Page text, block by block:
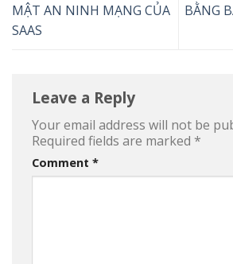
MẬT AN NINH MẠNG CỦA
SAAS
BẰNG
Leave a Reply
Your email address will not be
Required fields are marked *
Comment *